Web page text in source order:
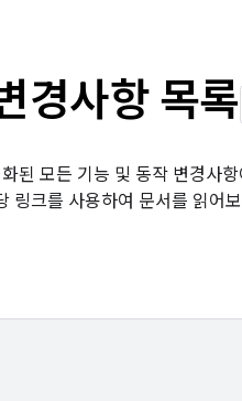
경사항 목록
된 모든 기능 및 동작 변경사
링크를 사용하여 문서를 읽어